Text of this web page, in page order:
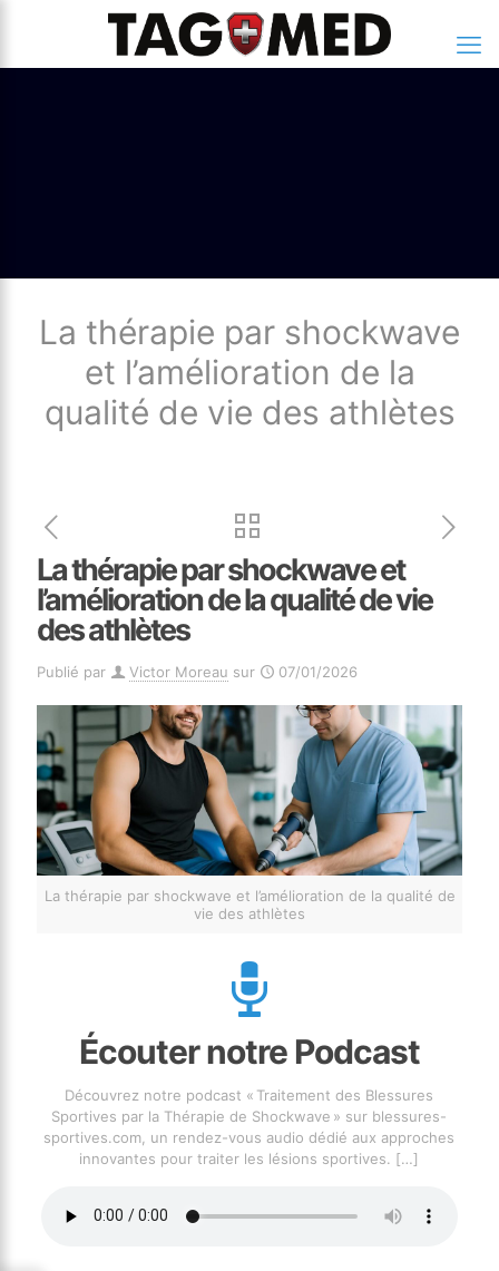
La thérapie par shockwave
et l’amélioration de la
qualité de vie des athlètes
La thérapie par shockwave et
l’amélioration de la qualité de vie
des athlètes
Publié par Victor Moreau sur 07/01/2026
La thérapie par shockwave et l’amélioration de la qualité de
vie des athlètes
Écouter notre Podcast
Découvrez notre podcast « Traitement des Blessures
Sportives par la Thérapie de Shockwave » sur blessures-
sportives.com, un rendez-vous audio dédié aux approches
innovantes pour traiter les lésions sportives. […]